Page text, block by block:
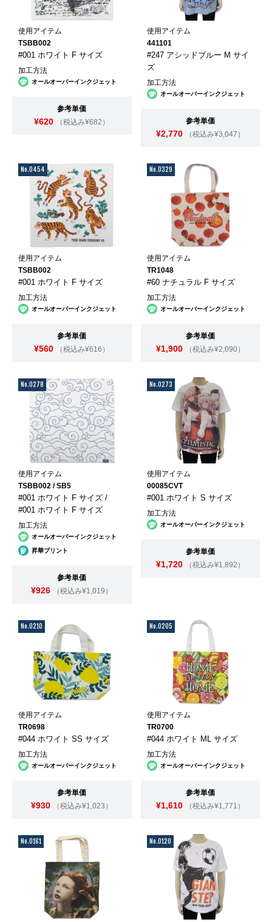
使用アイテム
TSBB002
#001 ホワイト F サイズ
加工方法
オールオーバーインクジェット
参考単価
¥620 （税込み¥682）
使用アイテム
441101
#247 アシッドブルー M サイ
ズ
加工方法
オールオーバーインクジェット
参考単価
¥2,770 （税込み¥3,047）
No.0454
使用アイテム
TSBB002
#001 ホワイト F サイズ
加工方法
オールオーバーインクジェット
参考単価
¥560 （税込み¥616）
No.0329
使用アイテム
TR1048
#60 ナチュラル F サイズ
加工方法
オールオーバーインクジェット
参考単価
¥1,900 （税込み¥2,090）
No.0278
使用アイテム
TSBB002 / SB5
#001 ホワイト F サイズ /
#001 ホワイト F サイズ
加工方法
オールオーバーインクジェット
昇華プリント
参考単価
¥926 （税込み¥1,019）
No.0273
使用アイテム
00085CVT
#001 ホワイト S サイズ
加工方法
オールオーバーインクジェット
参考単価
¥1,720 （税込み¥1,892）
No.0210
使用アイテム
TR0698
#044 ホワイト SS サイズ
加工方法
オールオーバーインクジェット
参考単価
¥930 （税込み¥1,023）
No.0205
使用アイテム
TR0700
#044 ホワイト ML サイズ
加工方法
オールオーバーインクジェット
参考単価
¥1,610 （税込み¥1,771）
No.0161 No.0120